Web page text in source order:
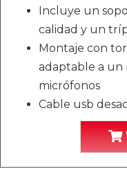
Incluye un
calidad y un
Montaje con
adaptable a un
micrófonos
Cable usb